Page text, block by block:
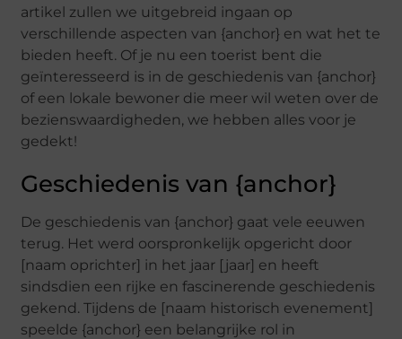
artikel zullen we uitgebreid ingaan op
verschillende aspecten van {anchor} en wat het te
bieden heeft. Of je nu een toerist bent die
geïnteresseerd is in de geschiedenis van {anchor}
of een lokale bewoner die meer wil weten over de
bezienswaardigheden, we hebben alles voor je
gedekt!
Geschiedenis van {anchor}
De geschiedenis van {anchor} gaat vele eeuwen
terug. Het werd oorspronkelijk opgericht door
[naam oprichter] in het jaar [jaar] en heeft
sindsdien een rijke en fascinerende geschiedenis
gekend. Tijdens de [naam historisch evenement]
speelde {anchor} een belangrijke rol in